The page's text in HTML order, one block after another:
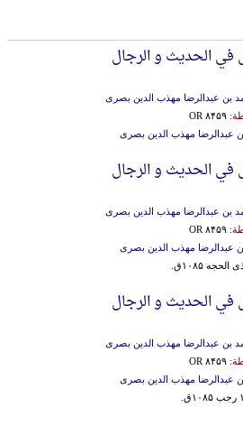
في الحدیث و الرجال
بن عبدالرضا مهذب الدین بصری
: OR ۸۴۵۹
عبدالرضا مهذب الدین بصری
في الحدیث و الرجال
بن عبدالرضا مهذب الدین بصری
: OR ۸۴۵۹
عبدالرضا مهذب الدین بصری
الحجه ۱۰۸۵ق.
في الحدیث و الرجال
بن عبدالرضا مهذب الدین بصری
: OR ۸۴۵۹
عبدالرضا مهذب الدین بصری
۱ رجب ۱۰۸۵ق.